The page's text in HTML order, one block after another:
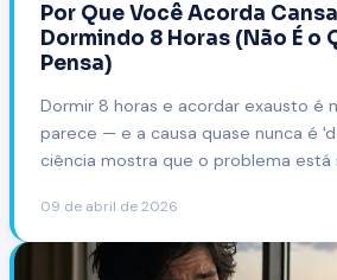
Por Que Você Acorda
Dormindo 8 Horas (Não É o
Pensa)
Dormir 8 horas e acordar exausto é
parece — e a causa quase nunca é
ciência mostra que o problema
acontece.
09 de abril de 2026